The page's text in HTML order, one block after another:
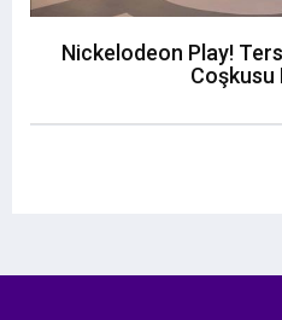
Nickelodeon Play!
Coşkusu